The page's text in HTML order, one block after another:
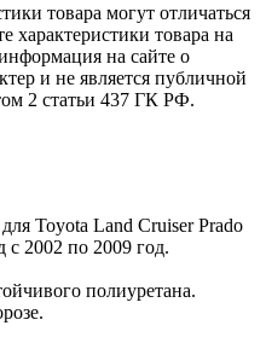
товара могут отличаться
характеристики товара на
на сайте о
и не является публичной
2 статьи 437 ГК РФ.
Toyota Land Cruiser Prado
2002 по 2009 год.
полиуретана.